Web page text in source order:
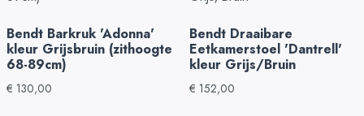
Bendt Barkruk 'Adonna'
kleur Grijsbruin (zithoogte
68-89cm)
€ 130,00
Bendt Draaibare
Eetkamerstoel 'Dantrell'
kleur Grijs/Bruin
€ 152,00